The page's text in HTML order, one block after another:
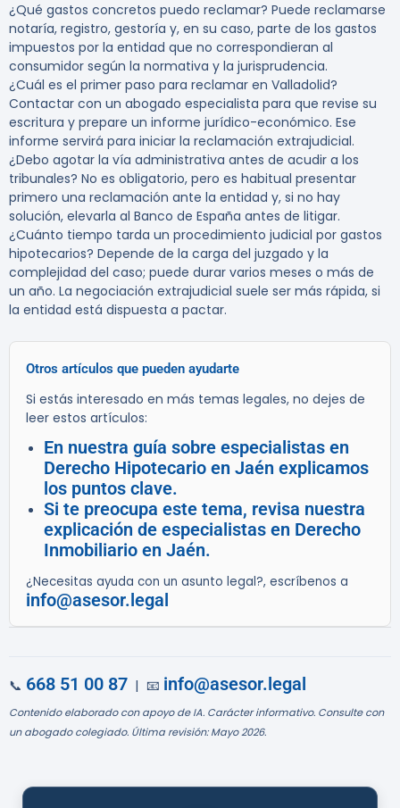
¿Qué gastos concretos puedo reclamar? Puede reclamarse
notaría, registro, gestoría y, en su caso, parte de los gastos
impuestos por la entidad que no correspondieran al
consumidor según la normativa y la jurisprudencia.
¿Cuál es el primer paso para reclamar en Valladolid?
Contactar con un abogado especialista para que revise su
escritura y prepare un informe jurídico-económico. Ese
informe servirá para iniciar la reclamación extrajudicial.
¿Debo agotar la vía administrativa antes de acudir a los
tribunales? No es obligatorio, pero es habitual presentar
primero una reclamación ante la entidad y, si no hay
solución, elevarla al Banco de España antes de litigar.
¿Cuánto tiempo tarda un procedimiento judicial por gastos
hipotecarios? Depende de la carga del juzgado y la
complejidad del caso; puede durar varios meses o más de
un año. La negociación extrajudicial suele ser más rápida, si
la entidad está dispuesta a pactar.
Otros artículos que pueden ayudarte
Si estás interesado en más temas legales, no dejes de
leer estos artículos:
En nuestra guía sobre especialistas en
Derecho Hipotecario en Jaén explicamos
los puntos clave.
Si te preocupa este tema, revisa nuestra
explicación de especialistas en Derecho
Inmobiliario en Jaén.
¿Necesitas ayuda con un asunto legal?, escríbenos a
info@asesor.legal
📞 668 51 00 87 | 📧 info@asesor.legal
Contenido elaborado con apoyo de IA. Carácter informativo. Consulte con
un abogado colegiado. Última revisión: Mayo 2026.